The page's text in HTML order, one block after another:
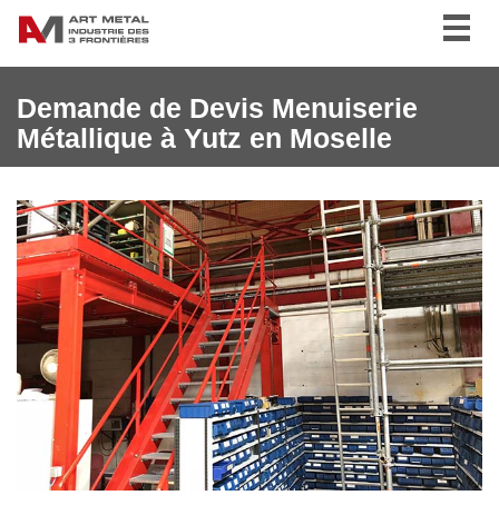
Demande de Devis Menuiserie
Métallique à Yutz en Moselle